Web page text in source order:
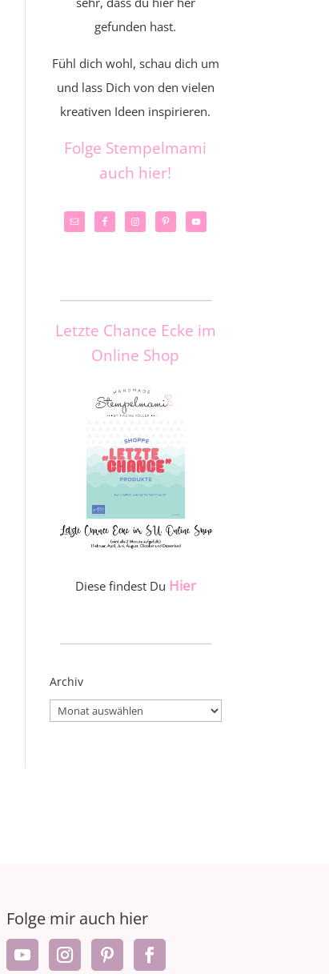
gefunden hast.
Fühl dich wohl, schau dich um
und lass Dich von den vielen
kreativen Ideen inspirieren.
Folge Stempelmami
auch hier!
Letzte Chance Ecke im
Online Shop
Diese findest Du Hier
Archiv
Archiv
Folge mir auch hier